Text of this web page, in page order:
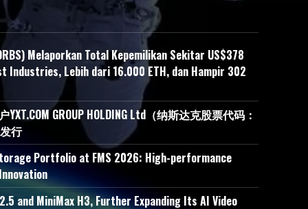
Melaporkan Total Kepemilikan Sekitar US$378
Industries, Lebih dari 16.000 ETH, dan Hampir 302
GROUP HOLDING Ltd（纳斯达克股票代码：
行
Portfolio at FMS 2026: High-performance
and MiniMax H3, Further Expanding Its AI Video